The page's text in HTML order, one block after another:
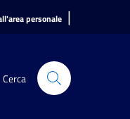
personale |
Cerca